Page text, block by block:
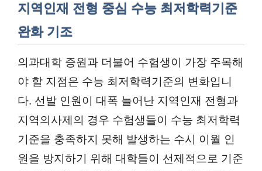
지역인재 전형 중심 수능 최저학력기준
완화 기조
의과대학 증원과 더불어 수험생이 가장 주목해
야 할 지점은 수능 최저학력기준의 변화입니
다. 선발 인원이 대폭 늘어난 지역인재 전형과
지역의사제의 경우 수험생들이 수능 최저학력
기준을 충족하지 못해 발생하는 수시 이월 인
원을 방지하기 위해 대학들이 선제적으로 기준